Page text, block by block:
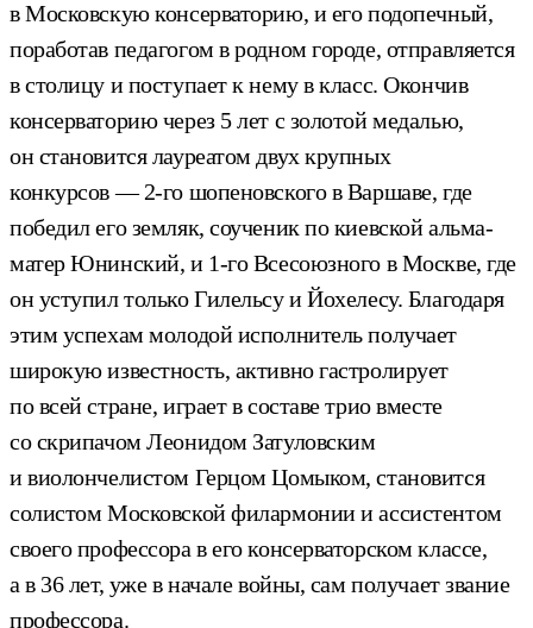
в Московскую консерваторию, и его подопечный,
поработав педагогом в родном городе, отправляется
в столицу и поступает к нему в класс. Окончив
консерваторию через 5 лет с золотой медалью,
он становится лауреатом двух крупных
конкурсов — 2-го шопеновского в Варшаве, где
победил его земляк, соученик по киевской альма-
матер Юнинский, и 1-го Всесоюзного в Москве, где
он уступил только Гилельсу и Йохелесу. Благодаря
этим успехам молодой исполнитель получает
широкую известность, активно гастролирует
по всей стране, играет в составе трио вместе
со скрипачом Леонидом Затуловским
и виолончелистом Герцом Цомыком, становится
солистом Московской филармонии и ассистентом
своего профессора в его консерваторском классе,
а в 36 лет, уже в начале войны, сам получает звание
профессора.